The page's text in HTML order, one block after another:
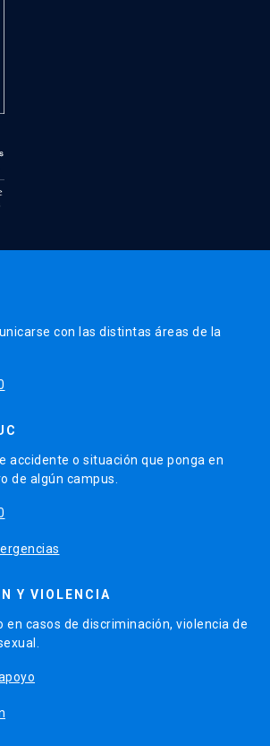
con las distintas áreas de la
accidente o situación que ponga en
de algún campus.
Y VIOLENCIA
en casos de discriminación, violencia de